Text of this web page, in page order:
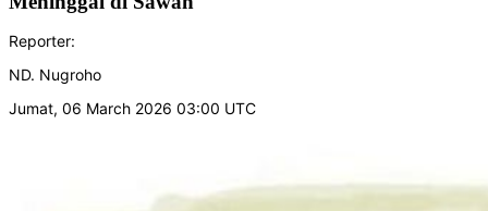
Reporter:
ND. Nugroho
Jumat, 06 March 2026 03:00 UTC